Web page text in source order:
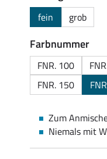
fein grob
Farbnummer
FNR. 100
FNR. 150
Zum
Niemals mit